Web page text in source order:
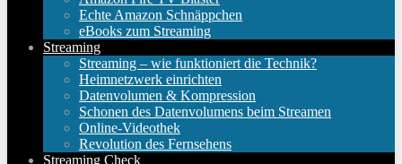
Echte Amazon Schnäppchen
eBooks zum Streaming
Streaming
Streaming – wie funktioniert die Technik?
Heimnetzwerk einrichten
Datenvolumen & Kompression
Schonen des Datenvolumens beim Streamen
Online-Videothek
Revolution des Fernsehens
Streaming Check